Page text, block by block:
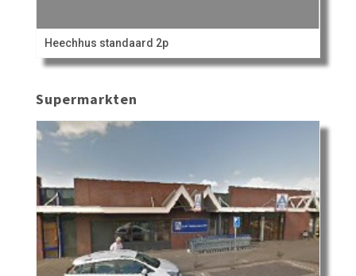
Heechhus standaard 2p
Supermarkten